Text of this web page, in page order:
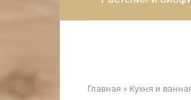
Главная » Кухня и